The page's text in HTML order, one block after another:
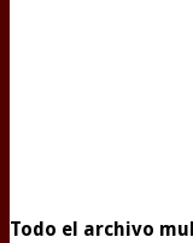
Todo el archivo